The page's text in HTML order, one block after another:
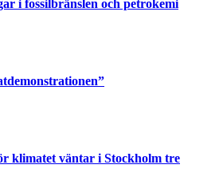
i fossilbränslen och petrokemi
klimatet väntar i Stockholm tre